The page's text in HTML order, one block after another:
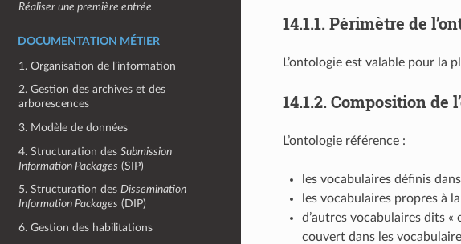
Réaliser une première entrée
DOCUMENTATION MÉTIER
1. Organisation de l’information
2. Gestion des archives et des
arborescences
3. Modèle de données
4. Structuration desSubmission
Information Packages (SIP)
5. Structuration desDissemination
Information Packages (DIP)
6. Gestion des habilitations
14.1.1. Périmètre de
L’ontologie est valable pour la
14.1.2. Composition de
L’ontologie référence :
les vocabulaires définis
les vocabulaires propres à
d’autres vocabulaires dits
couvert dans les